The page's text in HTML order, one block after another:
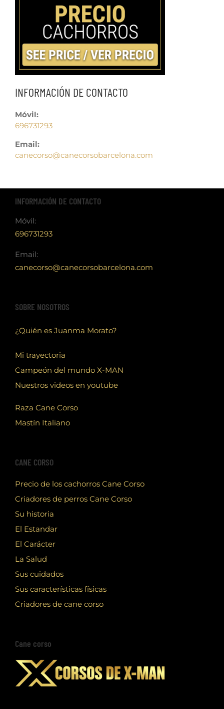
INFORMACIÓN DE CONTACTO
Móvil:
696731293
Email:
canecorso@canecorsobarcelona.com
INFORMACIÓN DE CONTACTO
Móvil:
696731293
Email:
canecorso@canecorsobarcelona.com
SOBRE NOSOTROS
¿Quién es Juanma Morato?
Mi trayectoria
Campeón del mundo X-MAN
Nuestros videos en youtube
Raza Cane Corso
Mastín Italiano
CANE CORSO
Precio de los cachorros Cane Corso
Criadores de perros Cane Corso
Su historia
El Estandar
El Carácter
La Salud
Sus cuidados
Sus características físicas
Criadores de cane corso
Cane corso